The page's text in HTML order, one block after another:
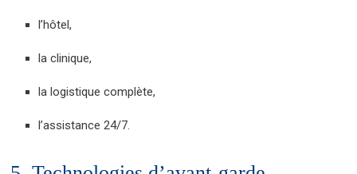
l’hôtel,
la clinique,
la logistique complète,
l’assistance 24/7.